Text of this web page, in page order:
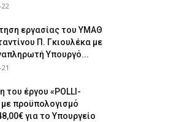
22
εργασίας του ΥΜΑΘ
Π. Γκιουλέκα με
Υπουργό...
του έργου «POLLI-
με προϋπολογισμό
για το Υπουργείο